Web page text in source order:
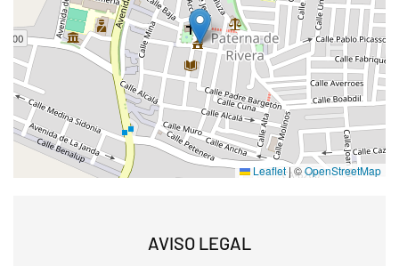
Leaflet |©OpenStreetMap
AVISO LEGAL